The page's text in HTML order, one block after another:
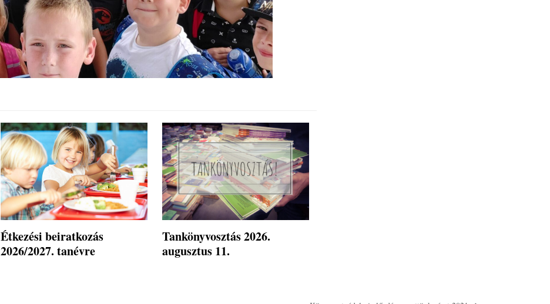
Étkezési beiratkozás
2026/2027. tanévre
Tankönyvosztás 2026.
augusztus 11.